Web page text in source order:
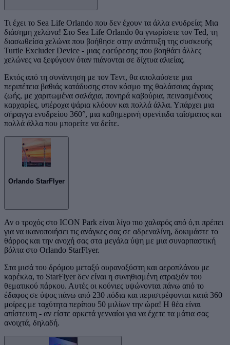
Τι έχει το Sea Life Orlando που δεν έχουν τα άλλα ενυδρεία; Μια
διάσημη χελώνα! Στο Sea Life Orlando θα γνωρίσετε τον Ted, τη
διασωθείσα χελώνα που βοήθησε στην ανάπτυξη της συσκευής
Turtle Excluder Device - μιας εφεύρεσης που βοηθάει άλλες
χελώνες να ξεφύγουν όταν πιάνονται σε δίχτυα αλιείας.
Εκτός από τη συνάντηση με τον Τεντ, θα απολαύσετε μια
περιπέτεια βαθιάς κατάδυσης στον κόσμο της θαλάσσιας άγριας
ζωής, με χαριτωμένα σαλάχια, πονηρά καβούρια, πεινασμένους
καρχαρίες, υπέροχα ψάρια κλόουν και πολλά άλλα. Υπάρχει μια
σήραγγα ενυδρείου 360°, μια καθημερινή φρενίτιδα ταΐσματος και
πολλά άλλα που μπορείτε να δείτε.
Orlando StarFlyer
Αν ο τροχός στο ICON Park είναι λίγο πιο χαλαρός από ό,τι πρέπει
για να ικανοποιήσει τις ανάγκες σας σε αδρεναλίνη, δοκιμάστε το
θάρρος και την ανοχή σας στα μεγάλα ύψη με μια συναρπαστική
βόλτα στο Orlando StarFlyer.
Στα μισά του δρόμου μεταξύ ουρανοξύστη και αεροπλάνου με
καρέκλα, το StarFlyer δεν είναι η συνηθισμένη ατραξιόν του
θεματικού πάρκου. Αυτές οι κούνιες υψώνονται πάνω από το
έδαφος σε ύψος πάνω από 230 πόδια και περιστρέφονται κατά 360
μοίρες με ταχύτητα περίπου 50 μιλίων την ώρα! Η θέα είναι
απίστευτη - αν είστε αρκετά γενναίοι για να έχετε τα μάτια σας
ανοιχτά, δηλαδή.